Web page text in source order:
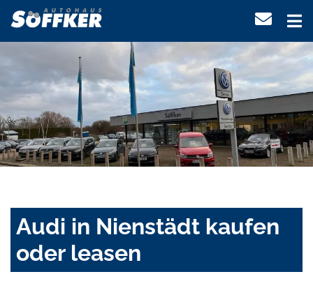
Audi in Nienstädt kaufen
oder leasen